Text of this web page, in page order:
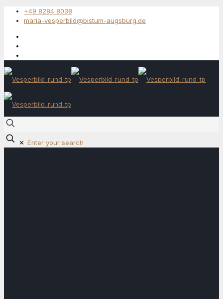
+49 8284 8038
maria-vesperbild@bistum-augsburg.de
✕